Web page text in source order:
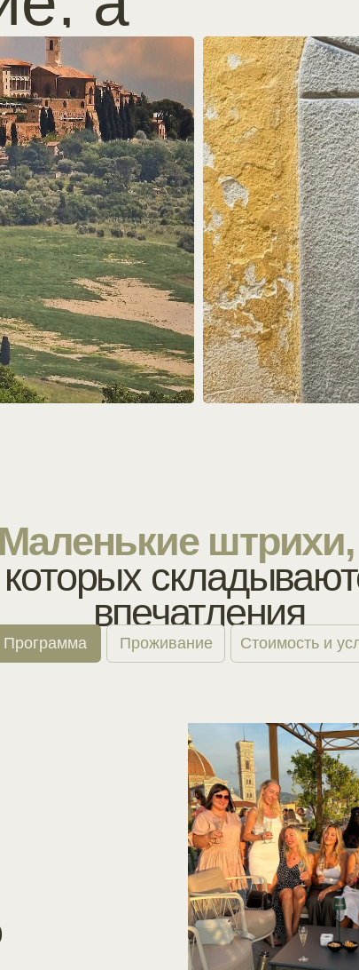
штрихи,из
складываются
впечатления
Проживание Стоимость и условия